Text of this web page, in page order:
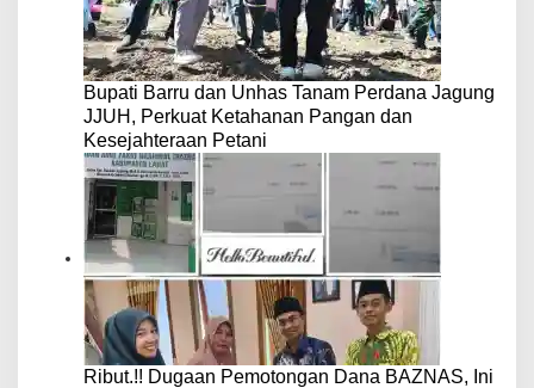
Bupati Barru dan Unhas Tanam Perdana Jagung
JJUH, Perkuat Ketahanan Pangan dan
Kesejahteraan Petani
Ribut.!! Dugaan Pemotongan Dana BAZNAS, Ini